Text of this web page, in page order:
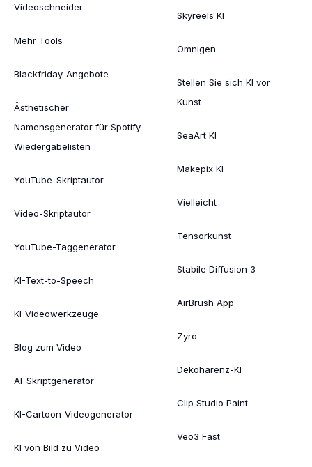
Videoschneider
Mehr Tools
Blackfriday-Angebote
Ästhetischer
Namensgenerator für Spotify-
Wiedergabelisten
YouTube-Skriptautor
Video-Skriptautor
YouTube-Taggenerator
KI-Text-to-Speech
KI-Videowerkzeuge
Blog zum Video
AI-Skriptgenerator
KI-Cartoon-Videogenerator
KI von Bild zu Video
Skyreels KI
Omnigen
Stellen Sie sich KI vor
Kunst
SeaArt KI
Makepix KI
Vielleicht
Tensorkunst
Stabile Diffusion 3
AirBrush App
Zyro
Dekohärenz-KI
Clip Studio Paint
Veo3 Fast